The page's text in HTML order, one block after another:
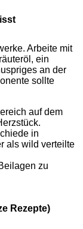
Arbeite mit
ein
an der
sollte
auf dem
in
als wild verteilte
zu
Rezepte)